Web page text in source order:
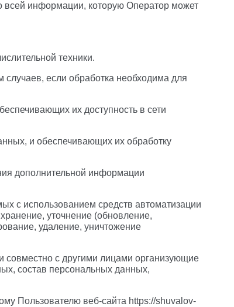
всей информации, которую Оператор может
техники.
если обработка необходима для
их доступность в сети
и обеспечивающих их обработку
дополнительной информации
с использованием средств автоматизации
уточнение (обновление,
удаление, уничтожение
совместно с другими лицами организующие
состав персональных данных,
Пользователю веб-сайта https://shuvalov-